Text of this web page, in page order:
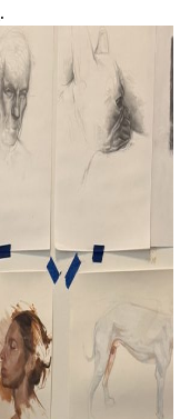
.